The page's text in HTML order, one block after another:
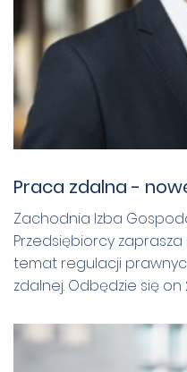
Praca zdalna -
Zachodnia Izba
Przedsiębiorcy
temat regulacji
zdalnej. Odbędzie się